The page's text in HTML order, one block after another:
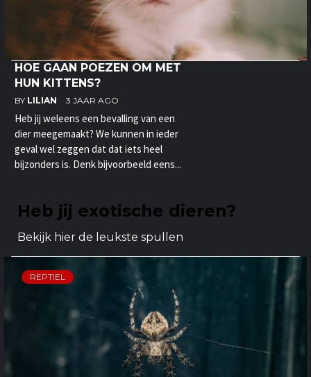
HOE GAAN POEZEN OM MET
HUN KITTENS?
BY LILIAN 3 JAAR AGO
Heb jij weleens een bevalling van een
dier meegemaakt? We kunnen in ieder
geval wel zeggen dat dat iets heel
bijzonders is. Denk bijvoorbeeld eens...
Heb jij exotische dieren?
Bekijk hier de leukste spullen
REPTIEL